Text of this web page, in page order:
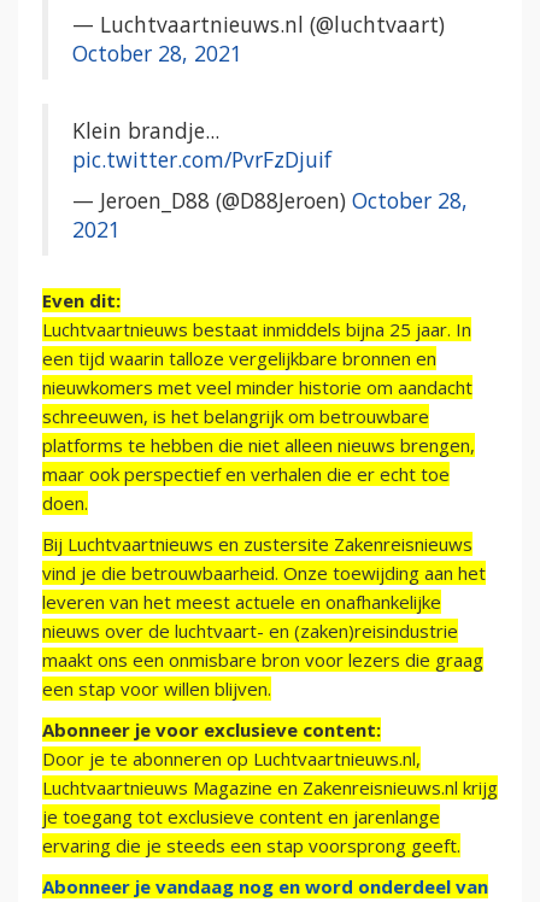
— Luchtvaartnieuws.nl (@luchtvaart)
October 28, 2021
Klein brandje...
pic.twitter.com/PvrFzDjuif
— Jeroen_D88 (@D88Jeroen) October 28,
2021
Even dit:
Luchtvaartnieuws bestaat inmiddels bijna 25 jaar. In
een tijd waarin talloze vergelijkbare bronnen en
nieuwkomers met veel minder historie om aandacht
schreeuwen, is het belangrijk om betrouwbare
platforms te hebben die niet alleen nieuws brengen,
maar ook perspectief en verhalen die er echt toe
doen.
Bij Luchtvaartnieuws en zustersite Zakenreisnieuws
vind je die betrouwbaarheid. Onze toewijding aan het
leveren van het meest actuele en onafhankelijke
nieuws over de luchtvaart- en (zaken)reisindustrie
maakt ons een onmisbare bron voor lezers die graag
een stap voor willen blijven.
Abonneer je voor exclusieve content:
Door je te abonneren op Luchtvaartnieuws.nl,
Luchtvaartnieuws Magazine en Zakenreisnieuws.nl krijg
je toegang tot exclusieve content en jarenlange
ervaring die je steeds een stap voorsprong geeft.
Abonneer je vandaag nog en word onderdeel van